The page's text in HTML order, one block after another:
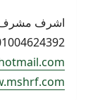
/00201224321055 /